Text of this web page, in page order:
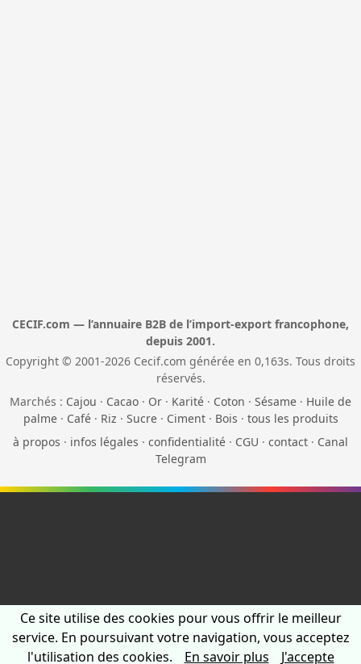
CECIF.com — l’annuaire B2B de l’import-export francophone,
depuis 2001.
Copyright © 2001-2026 Cecif.com générée en 0,163s. Tous droits
réservés.
Marchés : Cajou · Cacao · Or · Karité · Coton · Sésame · Huile de
palme· Café· Riz · Sucre· Ciment· Bois · tous les produits
à propos · infos légales · confidentialité · CGU · contact · Canal
Telegram
Ce site utilise des cookies pour vous offrir le meilleur
service. En poursuivant votre navigation, vous acceptez
l'utilisation des cookies.
En savoir plus J'accepte